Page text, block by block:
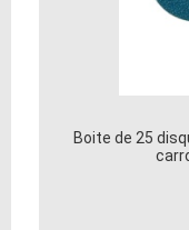
Boite de 25